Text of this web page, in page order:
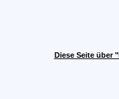
Diese Seite über